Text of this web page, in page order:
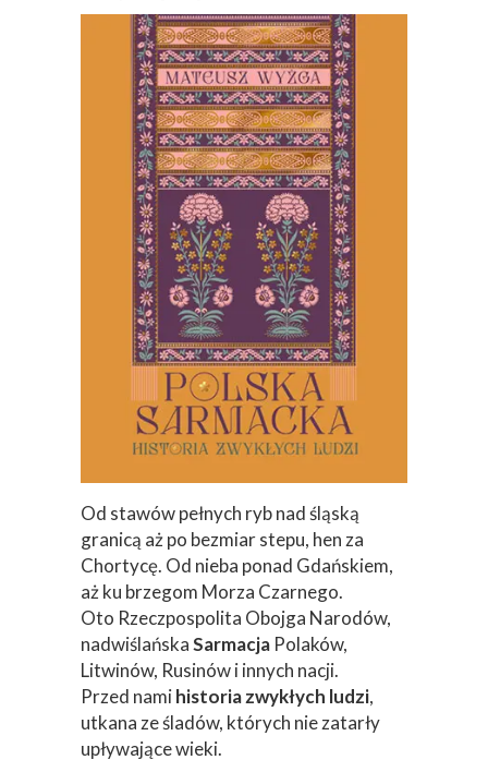
Od stawów pełnych ryb nad śląską
granicą aż po bezmiar stepu, hen za
Chortycę. Od nieba ponad Gdańskiem,
aż ku brzegom Morza Czarnego.
Oto Rzeczpospolita Obojga Narodów,
nadwiślańskaSarmacja Polaków,
Litwinów, Rusinów i innych nacji.
Przed namihistoria zwykłych ludzi,
utkana ze śladów, których nie zatarły
upływające wieki.